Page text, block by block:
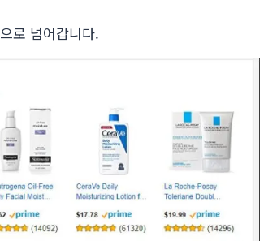
로 넘어갑니다.